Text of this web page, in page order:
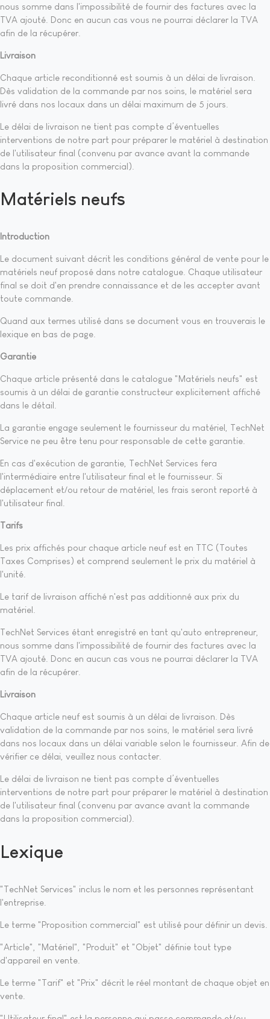
nous somme dans l'impossibilité de fournir des factures avec la
TVA ajouté. Donc en aucun cas vous ne pourrai déclarer la TVA
afin de la récupérer.
Livraison
Chaque article reconditionné est soumis à un délai de livraison.
Dès validation de la commande par nos soins, le matériel sera
livré dans nos locaux dans un délai maximum de 5 jours.
Le délai de livraison ne tient pas compte d’éventuelles
interventions de notre part pour préparer le matériel à destination
de l'utilisateur final (convenu par avance avant la commande
dans la proposition commercial).
Matériels neufs
Introduction
Le document suivant décrit les conditions général de vente pour le
matériels neuf proposé dans notre catalogue. Chaque utilisateur
final se doit d'en prendre connaissance et de les accepter avant
toute commande.
Quand aux termes utilisé dans se document vous en trouverais le
lexique en bas de page.
Garantie
Chaque article présenté dans le catalogue "Matériels neufs" est
soumis à un délai de garantie constructeur explicitement affiché
dans le détail.
La garantie engage seulement le fournisseur du matériel, TechNet
Service ne peu être tenu pour responsable de cette garantie.
En cas d'exécution de garantie, TechNet Services fera
l'intermédiaire entre l'utilisateur final et le fournisseur. Si
déplacement et/ou retour de matériel, les frais seront reporté à
l'utilisateur final.
Tarifs
Les prix affichés pour chaque article neuf est en TTC (Toutes
Taxes Comprises) et comprend seulement le prix du matériel à
l'unité.
Le tarif de livraison affiché n'est pas additionné aux prix du
matériel.
TechNet Services étant enregistré en tant qu'auto entrepreneur,
nous somme dans l'impossibilité de fournir des factures avec la
TVA ajouté. Donc en aucun cas vous ne pourrai déclarer la TVA
afin de la récupérer.
Livraison
Chaque article neuf est soumis à un délai de livraison. Dès
validation de la commande par nos soins, le matériel sera livré
dans nos locaux dans un délai variable selon le fournisseur. Afin de
vérifier ce délai, veuillez nous contacter.
Le délai de livraison ne tient pas compte d’éventuelles
interventions de notre part pour préparer le matériel à destination
de l'utilisateur final (convenu par avance avant la commande
dans la proposition commercial).
Lexique
"TechNet Services" inclus le nom et les personnes représentant
l'entreprise.
Le terme "Proposition commercial" est utilisé pour définir un devis.
"Article", "Matériel", "Produit" et "Objet" définie tout type
d'appareil en vente.
Le terme "Tarif" et "Prix" décrit le réel montant de chaque objet en
vente.